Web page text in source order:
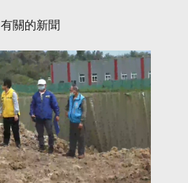
有關的新聞